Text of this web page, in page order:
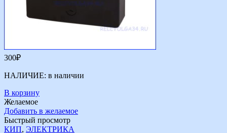
300₽
НАЛИЧИЕ: в наличии
В корзину
Желаемое
Добавить в желаемое
Быстрый просмотр
КИП, ЭЛЕКТРИКА